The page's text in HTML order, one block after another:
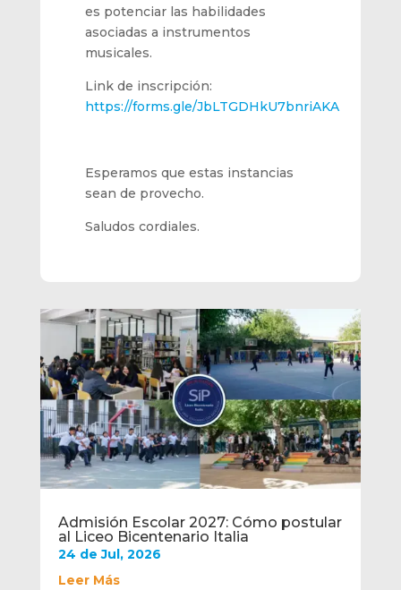
Admisión Escolar 2027: Cómo postular
al Liceo Bicentenario Italia
24 de Jul, 2026
Leer Más
es potenciar las habilidades
asociadas a instrumentos
musicales.
Link de inscripción:
https://forms.gle/JbLTGDHkU7bnriAKA
Esperamos que estas instancias
sean de provecho.
Saludos cordiales.